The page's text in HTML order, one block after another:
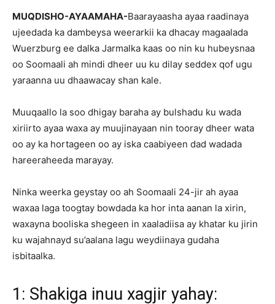
MUQDISHO-AYAAMAHA-Baarayaasha ayaa raadinaya
ujeedada ka dambeysa weerarkii ka dhacay magaalada
Wuerzburg ee dalka Jarmalka kaas oo nin ku hubeysnaa
oo Soomaali ah mindi dheer uu ku dilay seddex qof ugu
yaraanna uu dhaawacay shan kale.
Muuqaallo la soo dhigay baraha ay bulshadu ku wada
xiriirto ayaa waxa ay muujinayaan nin tooray dheer wata
oo ay ka hortageen oo ay iska caabiyeen dad wadada
hareeraheeda marayay.
Ninka weerka geystay oo ah Soomaali 24-jir ah ayaa
waxaa laga toogtay bowdada ka hor inta aanan la xirin,
waxayna booliska shegeen in xaaladiisa ay khatar ku jirin
ku wajahnayd su’aalana lagu weydiinaya gudaha
isbitaalka.
1: Shakiga inuu xagjir yahay: